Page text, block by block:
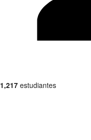
1,217 estudiantes